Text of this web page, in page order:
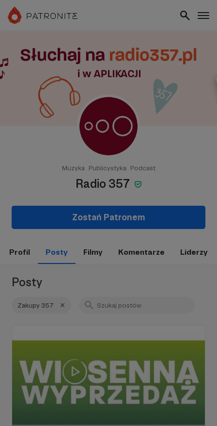
Muzyka Publicystyka Podcast
Radio 357
Zostań Patronem
Profil Posty Filmy Komentarze Liderzy
Posty
Zakupy 357